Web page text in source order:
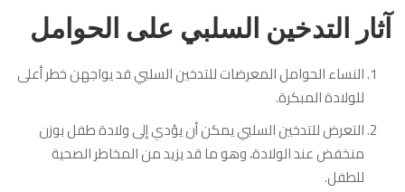
آثار التدخين السلبي على الحوامل
النساء الحوامل المعرضات للتدخين السلبي قد يواجهن خطر أعلى
للولادة المبكرة.
التعرض للتدخين السلبي يمكن أن يؤدي إلى ولادة طفل بوزن
منخفض عند الولادة، وهو ما قد يزيد من المخاطر الصحية
للطفل.